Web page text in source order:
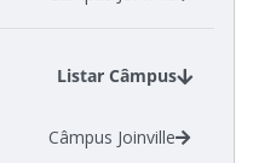
Listar Câmpus
Câmpus Joinville